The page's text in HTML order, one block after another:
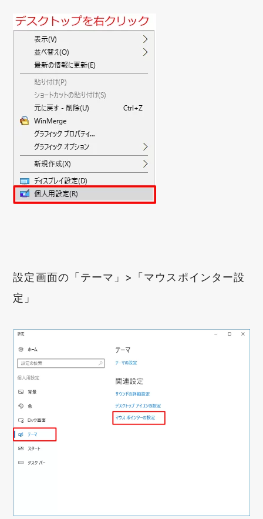
設定画面の「テーマ」>「マウスポインター設
定」